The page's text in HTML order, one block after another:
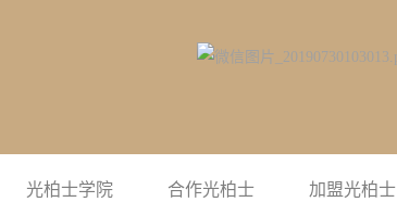
光柏士学院 合作光柏士 加盟光柏士